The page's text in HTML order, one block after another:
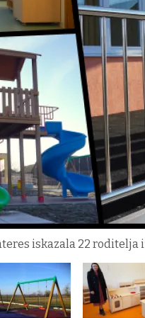
iskazala 22 roditelja